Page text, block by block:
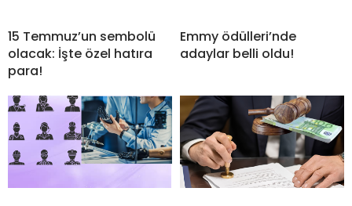
15 Temmuz’un sembolü
olacak: İşte özel hatıra
para!
Emmy ödülleri’nde
adaylar belli oldu!